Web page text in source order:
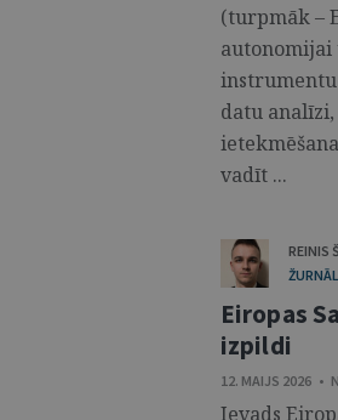
(turpmāk –
autonomijai
datu
vadīt ...
REINIS
Eiropas
izpildi
12. MAIJS 2026 •
Ievads